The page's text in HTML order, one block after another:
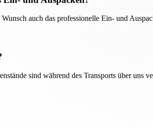
auch das professionelle Ein- und
sind während des Transports über uns